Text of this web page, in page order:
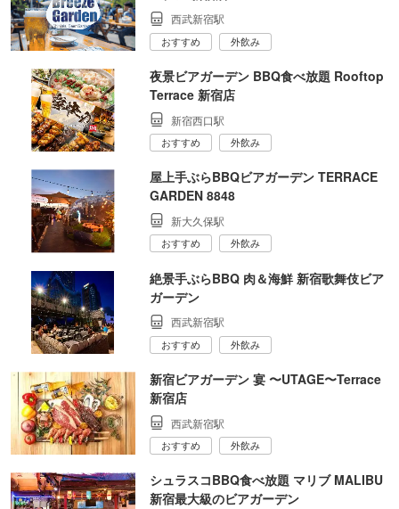
西武新宿駅
おすすめ 外飲み
夜景ビアガーデン BBQ食べ放題 Rooftop
Terrace 新宿店
新宿西口駅
おすすめ 外飲み
屋上手ぶらBBQビアガーデン TERRACE
GARDEN 8848
新大久保駅
おすすめ 外飲み
絶景手ぶらBBQ 肉＆海鮮 新宿歌舞伎ビア
ガーデン
西武新宿駅
おすすめ 外飲み
新宿ビアガーデン 宴 〜UTAGE〜Terrace
新宿店
西武新宿駅
おすすめ 外飲み
シュラスコBBQ食べ放題 マリブ MALIBU
新宿最大級のビアガーデン